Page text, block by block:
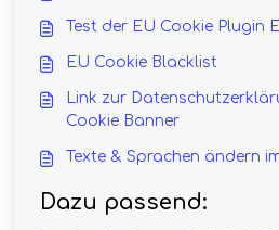
Test der EU Cookie Plugin
EU Cookie Blacklist
Link zur
Cookie Banner
Texte & Sprachen ändern
Dazu passend: